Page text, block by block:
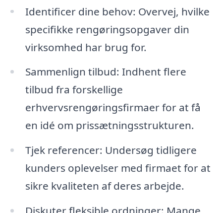
Identificer dine behov: Overvej, hvilke
specifikke rengøringsopgaver din
virksomhed har brug for.
Sammenlign tilbud: Indhent flere
tilbud fra forskellige
erhvervsrengøringsfirmaer for at få
en idé om prissætningsstrukturen.
Tjek referencer: Undersøg tidligere
kunders oplevelser med firmaet for at
sikre kvaliteten af deres arbejde.